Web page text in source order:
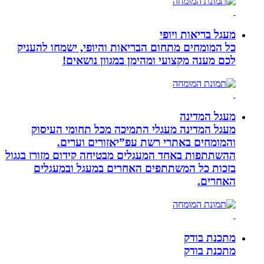
מעגל בריאות ויופי
כל המומחים מתחום הבריאות והיופי, ישמחו להעניק
לכם מענה מקצועי ומהימן במגוון נושאים!
מעגל המדינה
מעגל המדינה מעגלי התמיכה מכל תחומי העיסוק
והמומחים באתרי רשת עפ”יאזורים וערים.
ההשתתפות באחד המעגלים מבטיחה קידום מזורז בגגול
בזכות כל המשתתפים האחרים במעגל ובמעגלים
האחרים.
מתכנת בודק
מתכנת בודק